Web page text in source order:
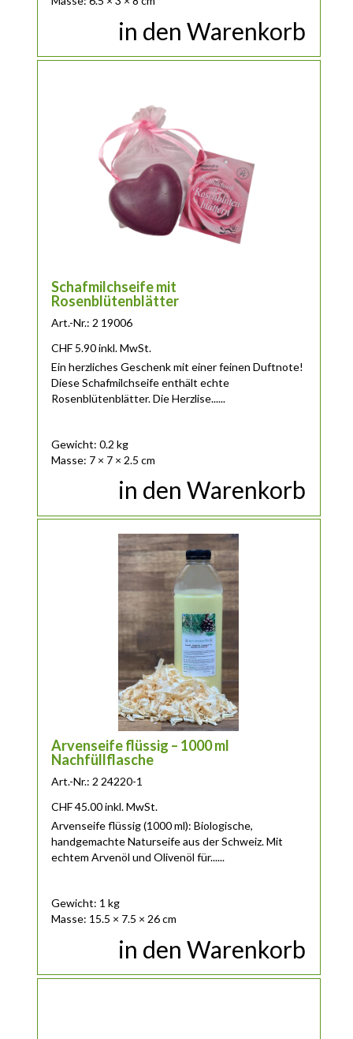
in den Warenkorb
Schafmilchseife mit
Rosenblütenblätter
Art.-Nr.: 2 19006
CHF 5.90 inkl. MwSt.
Ein herzliches Geschenk mit einer feinen Duftnote!
Diese Schafmilchseife enthält echte
Rosenblütenblätter. Die Herzlise......
Gewicht: 0.2 kg
Masse: 7 × 7 × 2.5 cm
in den Warenkorb
Arvenseife flüssig – 1000 ml
Nachfüllflasche
Art.-Nr.: 2 24220-1
CHF45.00 inkl. MwSt.
Arvenseife flüssig (1000 ml): Biologische,
handgemachte Naturseife aus der Schweiz. Mit
echtem Arvenöl und Olivenöl für......
Gewicht: 1 kg
Masse: 15.5 × 7.5 × 26 cm
in den Warenkorb